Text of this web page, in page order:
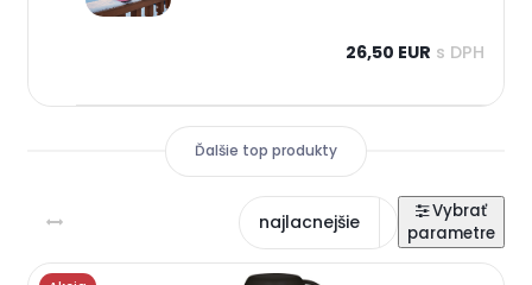
26,50 EUR s DPH
Ďalšie top produkty
najlacnejšie najdrahšie